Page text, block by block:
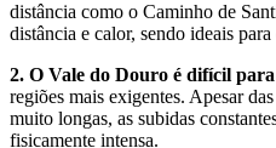
distância como o Caminho de
distância e calor, sendo ideais
2. O Vale do Douro é difícil
regiões mais exigentes. Apesar
muito longas, as subidas
fisicamente intensa.